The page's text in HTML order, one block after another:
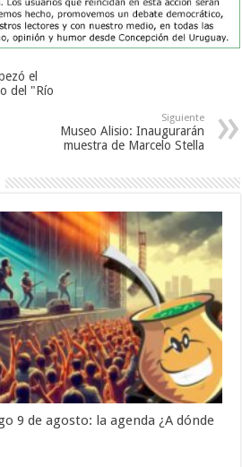
el
del "Río
Siguiente
Museo Alisio: Inaugurarán
muestra de Marcelo Stella
9 de agosto: la agenda ¿A dónde